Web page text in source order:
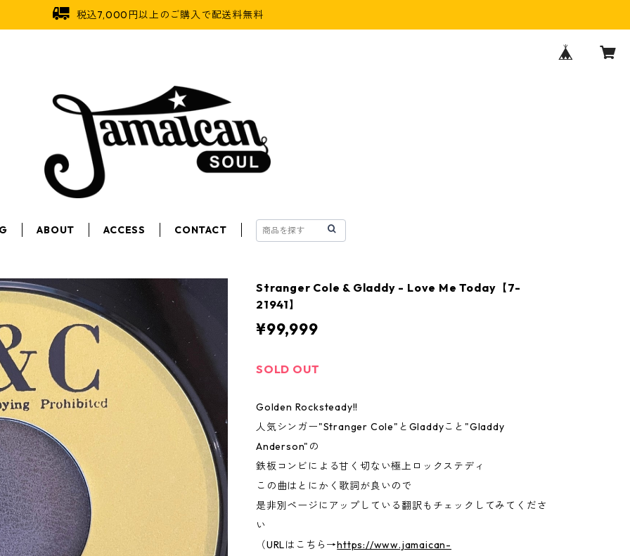
税込7,000円以上のご購入で配送料無料
ABOUT ACCESS CONTACT
Stranger Cole & Gladdy - Love Me Today【7-
21941】
¥99,999
SOLD OUT
Golden Rocksteady!!
人気シンガー"Stranger Cole"とGladdyこと"Gladdy
Anderson"の
鉄板コンビによる甘く切ない極上ロックステディ
この曲はとにかく歌詞が良いので
是非別ページにアップしている翻訳もチェックしてみてくださ
い
（URLはこちら→https://www.jamaican-